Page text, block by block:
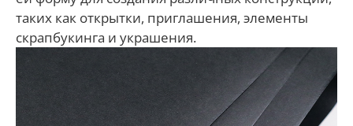
таких как открытки, приглашения, элементы
скрапбукинга и украшения.